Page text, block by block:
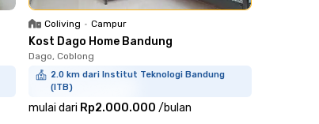
Coliving • Campur
Kost Dago Home Bandung
Dago, Coblong
2.0 km dari Institut Teknologi Bandung
(ITB)
mulai dari Rp2.000.000 /bulan